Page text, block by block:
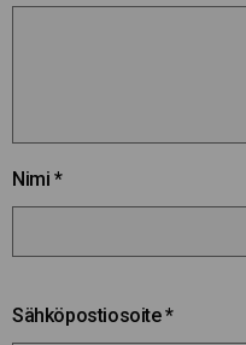
Nimi *
Sähköpostiosoite*